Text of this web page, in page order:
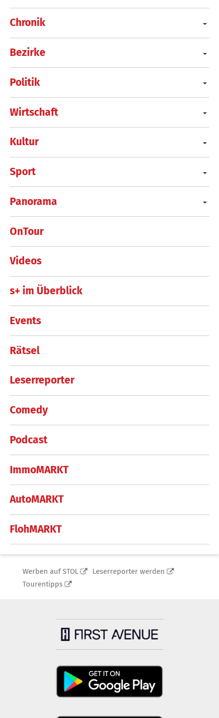
Chronik
Bezirke
Politik
Wirtschaft
Kultur
Sport
Panorama
OnTour
Videos
s+ im Überblick
Events
Rätsel
Leserreporter
Comedy
Podcast
ImmoMARKT
AutoMARKT
FlohMARKT
Werben auf STOL
Leserreporter werden
Tourentipps